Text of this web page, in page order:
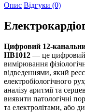
Опис Відгуки (0)
Цифровий 12-
HB1012 —це
вимірювання
відведеннями, який
електробіологічного
аналізу аритмії та
виявити патологічні
та електролітами, або